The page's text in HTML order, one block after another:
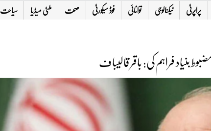
پراپرٹی ٹیکنالوجی توانائی فوڈ سیکورٹی صحت ملٹی میڈیا سیاحت
بنیاد فراہم کی: باقر قالیباف